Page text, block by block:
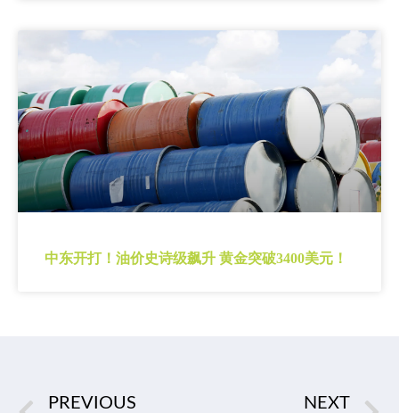
中东开打！油价史诗级飙升 黄金突破3400美元！
PREVIOUS NEXT